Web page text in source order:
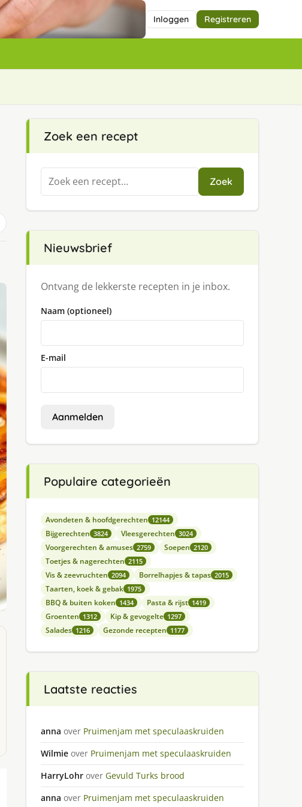
Inloggen Registreren
Zoek een recept
Zoeken
naar:
Zoek
Nieuwsbrief
Ontvang de lekkerste recepten in je inbox.
Naam (optioneel)
E-mail
Aanmelden
Populaire categorieën
Avondeten & hoofdgerechten 12144
Bijgerechten 3824 Vleesgerechten 3024
Voorgerechten & amuses 2759 Soepen 2120
Toetjes & nagerechten 2115
Vis & zeevruchten 2094 Borrelhapjes & tapas 2015
Taarten, koek & gebak 1975
BBQ & buiten koken 1434 Pasta & rijst 1419
Groenten 1312 Kip & gevogelte 1297
Salades 1216 Gezonde recepten 1177
Laatste reacties
anna over Pruimenjam met speculaaskruiden
Wilmie over Pruimenjam met speculaaskruiden
HarryLohr over Gevuld Turks brood
anna over Pruimenjam met speculaaskruiden